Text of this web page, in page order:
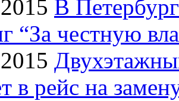
В
“За честную
в рейс на